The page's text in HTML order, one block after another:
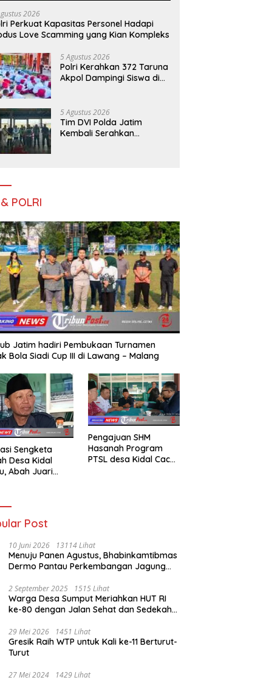
2026
Perkuat Kapasitas Personel Hadapi
Love Scamming yang Kian Kompleks
5 Agustus 2026
Polri Kerahkan 372 Taruna
Akpol Dampingi Siswa di
TNI
5 Agustus 2026
Tim DVI Polda Jatim
Kembali Serahkan
POLRI
Jatim hadiri Pembukaan Turnamen
Bola Siadi Cup III di Lawang – Malang
Sengketa
Desa Kidal
Abah Juari
Kesalahan
Hak
Pengajuan SHM
Hasanah Program
PTSL desa Kidal Cacat
Post
10 Juni 2026 13114 Lihat
Menuju Panen Agustus, Bhabinkamtibmas
Dermo Pantau Perkembangan Jagung
2 September 2025 1515 Lihat
Warga Desa Sumput Meriahkan HUT RI
ke-80 dengan Jalan Sehat dan Sedekah
29 Mei 2026 1451 Lihat
Gresik Raih WTP untuk Kali ke-11 Berturut-
Turut
27 Mei 2024 1429 Lihat